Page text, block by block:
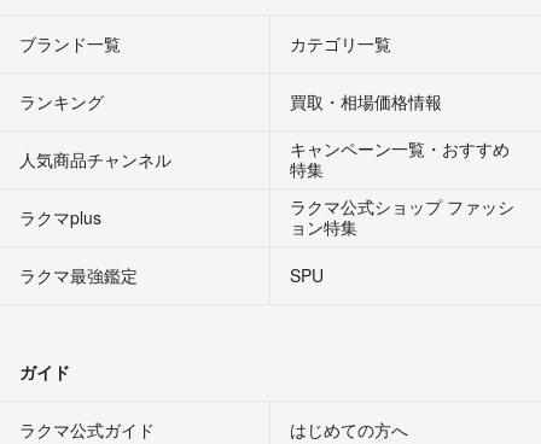
ブランド一覧 カテゴリ一覧
ランキング 買取・相場価格情報
人気商品チャンネル
キャンペーン一覧・おすすめ
特集
ラクマplus
ラクマ公式ショップ ファッシ
ョン特集
ラクマ最強鑑定
SPU
ガイド
ラクマ公式ガイド はじめての方へ